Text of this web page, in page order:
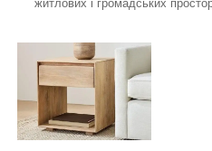
житлових і громадських